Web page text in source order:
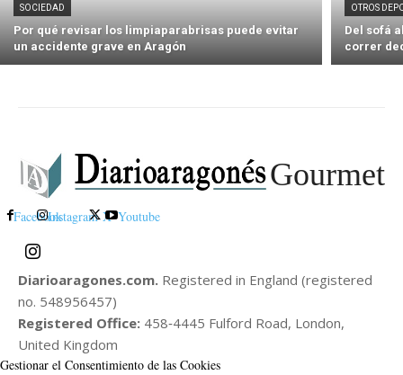
SOCIEDAD
Por qué revisar los limpiaparabrisas puede evitar
un accidente grave en Aragón
OTROS
Del sofá
correr
Gourmet
FacebookInstagram X Youtube
Diarioaragones.com. Registered in England (registered
no. 548956457)
Registered Office: 458‑4445 Fulford Road, London,
United Kingdom
Gestionar el Consentimiento de las Cookies